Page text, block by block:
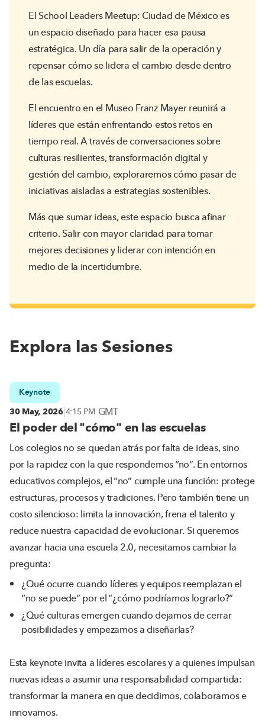
El School Leaders Meetup: Ciudad de México es
un espacio diseñado para hacer esa pausa
estratégica. Un día para salir de la operación y
repensar cómo se lidera el cambio desde dentro
de las escuelas.
El encuentro en el Museo Franz Mayer reunirá a
líderes que están enfrentando estos retos en
tiempo real. A través de conversaciones sobre
culturas resilientes, transformación digital y
gestión del cambio, exploraremos cómo pasar de
iniciativas aisladas a estrategias sostenibles.
Más que sumar ideas, este espacio busca afinar
criterio. Salir con mayor claridad para tomar
mejores decisiones y liderar con intención en
medio de la incertidumbre.
Explora las Sesiones
Keynote
30 May, 2026|4:15 PM GMT
El poder del "cómo" en las escuelas
Los colegios no se quedan atrás por falta de ideas, sino
por la rapidez con la que respondemos “no”. En entornos
educativos complejos, el “no” cumple una función: protege
estructuras, procesos y tradiciones. Pero también tiene un
costo silencioso: limita la innovación, frena el talento y
reduce nuestra capacidad de evolucionar. Si queremos
avanzar hacia una escuela 2.0, necesitamos cambiar la
pregunta:
¿Qué ocurre cuando líderes y equipos reemplazan el
“no se puede” por el “¿cómo podríamos lograrlo?”
¿Qué culturas emergen cuando dejamos de cerrar
posibilidades y empezamos a diseñarlas?
Esta keynote invita a líderes escolares y a quienes impulsan
nuevas ideas a asumir una responsabilidad compartida:
transformar la manera en que decidimos, colaboramos e
innovamos.